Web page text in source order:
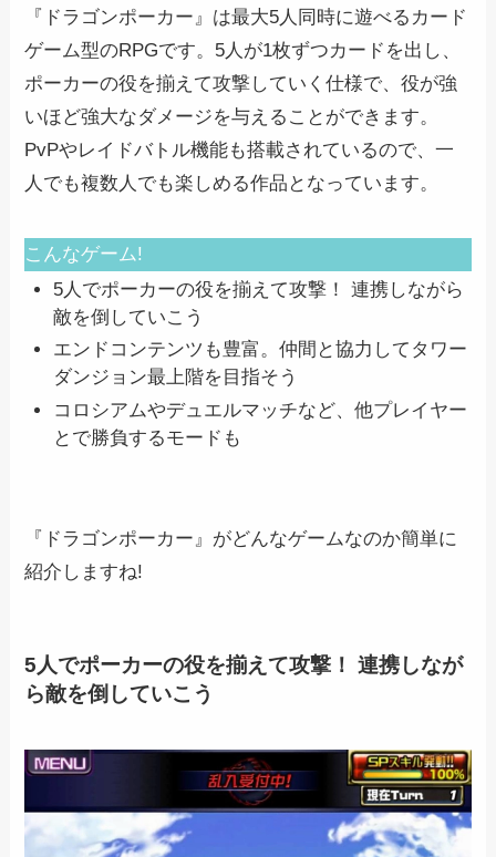
『ドラゴンポーカー』は最大5人同時に遊べるカード
ゲーム型のRPGです。5人が1枚ずつカードを出し、
ポーカーの役を揃えて攻撃していく仕様で、役が強
いほど強大なダメージを与えることができます。
PvPやレイドバトル機能も搭載されているので、一
人でも複数人でも楽しめる作品となっています。
こんなゲーム!
5人でポーカーの役を揃えて攻撃！ 連携しながら
敵を倒していこう
エンドコンテンツも豊富。仲間と協力してタワー
ダンジョン最上階を目指そう
コロシアムやデュエルマッチなど、他プレイヤー
とで勝負するモードも
『ドラゴンポーカー』がどんなゲームなのか簡単に
紹介しますね!
5人でポーカーの役を揃えて攻撃！ 連携しなが
ら敵を倒していこう